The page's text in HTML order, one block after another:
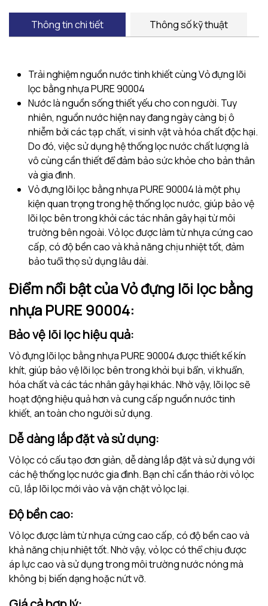
Thông tin chi tiết Thông số kỹ thuật
Trải nghiệm nguồn nước tinh khiết cùng Vỏ đựng lõi
lọc bằng nhựa PURE 90004
Nước là nguồn sống thiết yếu cho con người. Tuy
nhiên, nguồn nước hiện nay đang ngày càng bị ô
nhiễm bởi các tạp chất, vi sinh vật và hóa chất độc hại.
Do đó, việc sử dụng hệ thống lọc nước chất lượng là
vô cùng cần thiết để đảm bảo sức khỏe cho bản thân
và gia đình.
Vỏ đựng lõi lọc bằng nhựa PURE 90004 là một phụ
kiện quan trọng trong hệ thống lọc nước, giúp bảo vệ
lõi lọc bên trong khỏi các tác nhân gây hại từ môi
trường bên ngoài. Vỏ lọc được làm từ nhựa cứng cao
cấp, có độ bền cao và khả năng chịu nhiệt tốt, đảm
bảo tuổi thọ sử dụng lâu dài.
Điểm nổi bật của Vỏ đựng lõi lọc bằng
nhựa PURE 90004:
Bảo vệ lõi lọc hiệu quả:
Vỏ đựng lõi lọc bằng nhựa PURE 90004 được thiết kế kín
khít, giúp bảo vệ lõi lọc bên trong khỏi bụi bẩn, vi khuẩn,
hóa chất và các tác nhân gây hại khác. Nhờ vậy, lõi lọc sẽ
hoạt động hiệu quả hơn và cung cấp nguồn nước tinh
khiết, an toàn cho người sử dụng.
Dễ dàng lắp đặt và sử dụng:
Vỏ lọc có cấu tạo đơn giản, dễ dàng lắp đặt và sử dụng với
các hệ thống lọc nước gia đình. Bạn chỉ cần tháo rời vỏ lọc
cũ, lắp lõi lọc mới vào và vặn chặt vỏ lọc lại.
Độ bền cao:
Vỏ lọc được làm từ nhựa cứng cao cấp, có độ bền cao và
khả năng chịu nhiệt tốt. Nhờ vậy, vỏ lọc có thể chịu được
áp lực cao và sử dụng trong môi trường nước nóng mà
không bị biến dạng hoặc nứt vỡ.